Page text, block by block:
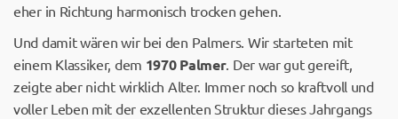
eher in Richtung harmonisch trocken gehen.
Und damit wären wir bei den Palmers. Wir starteten mit
einem Klassiker, dem 1970 Palmer. Der war gut gereift,
zeigte aber nicht wirklich Alter. Immer noch so kraftvoll und
voller Leben mit der exzellenten Struktur dieses Jahrgangs